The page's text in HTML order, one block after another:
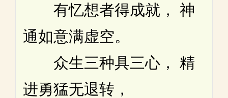
有忆想者得成就， 神
通如意满虚空。
众生三种具三心， 精
进勇猛无退转，